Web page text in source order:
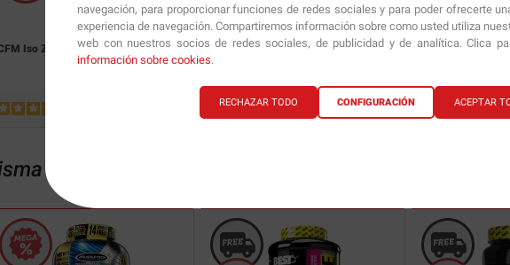
navegación, para proporcionar funciones de redes sociales y para poder ofrecerte
experiencia de navegación. Compartiremos información sobre como usted utiliza
web con nuestros socios de redes sociales, de publicidad y de analítica. Clica
información sobre cookies.
ACEPTAR
RECHAZAR TODO CONFIGURACIÓN
Iso Zero 1 Kg Isoprime CFM Isolate 1 Kg Isoprime CFM
categoría